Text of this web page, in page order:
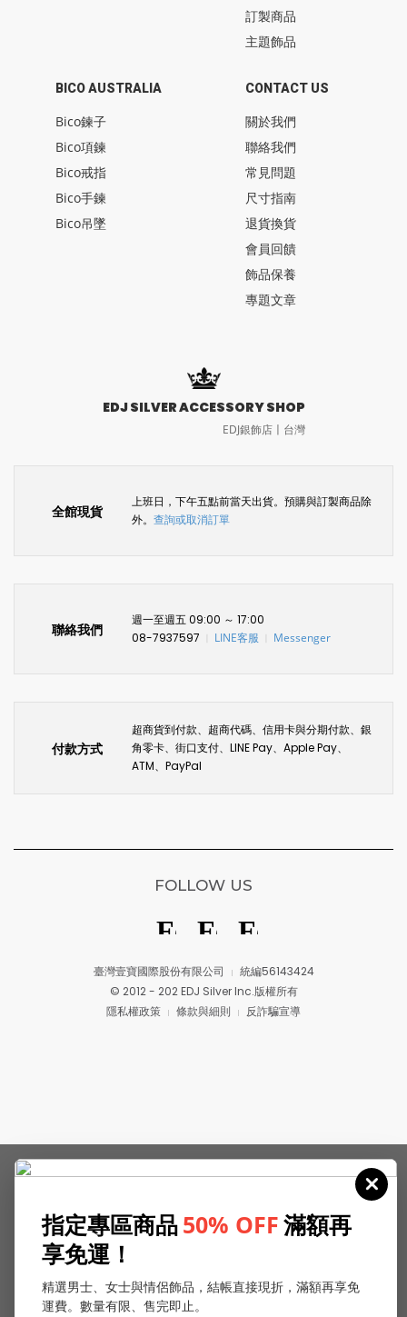
BICO AUSTRALIA
Bico鍊子
Bico項鍊
Bico戒指
Bico手鍊
Bico吊墜
訂製商品
主題飾品
CONTACT US
關於我們
聯絡我們
常見問題
尺寸指南
退貨換貨
會員回饋
飾品保養
專題文章
EDJ SILVER ACCESSORY SHOP
EDJ銀飾店〡台灣
全館現貨
上班日，下午五點前當天出貨。預購與訂製商品除
外。 查詢或取消訂單
聯絡我們
週一至週五 09:00 ～ 17:00
08-7937597
LINE客服 Messenger
付款方式
超商貨到付款、超商代碼、信用卡與分期付款、銀
角零卡、街口支付、LINE Pay、Apple Pay、
ATM、PayPal
臺灣壹寶國際股份有限公司
統編56143424
© 2012 - 202 EDJ Silver Inc.版權所有
隱私權政策
條款與細則 反詐騙宣導
FOLLOW US
指定專區商品50% OFF滿額再
享免運！
精選男士、女士與情侶飾品，結帳直接現折，滿額再享免
運費。數量有限、售完即止。